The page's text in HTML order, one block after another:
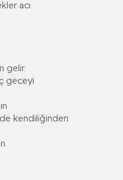
acı
gelir
geceyi
kendiliğinden